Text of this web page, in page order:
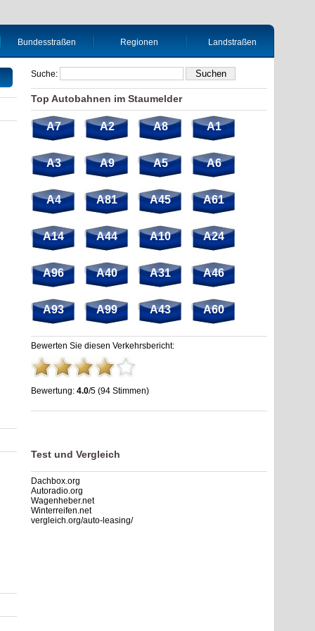
Bundesstraßen Regionen Landstraßen
Suche:
Top Autobahnen im Staumelder
A7 A2 A8 A1
A3 A9 A5 A6
A4 A81 A45 A61
A14 A44 A10 A24
A96 A40 A31 A46
A93 A99 A43 A60
Bewerten Sie diesen Verkehrsbericht:
Bewertung: 4.0/5 (94 Stimmen)
Raststätte Hildesheimer Börde Ost | A7 | stau.info ,4.0out of5
Test und Vergleich
Dachbox.org
Autoradio.org
Wagenheber.net
Winterreifen.net
vergleich.org/auto-leasing/